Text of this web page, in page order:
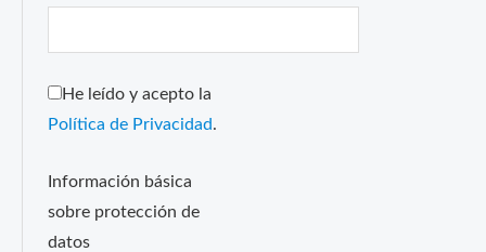
He leído y acepto la
Política de Privacidad .
Información básica
sobre protección de
datos